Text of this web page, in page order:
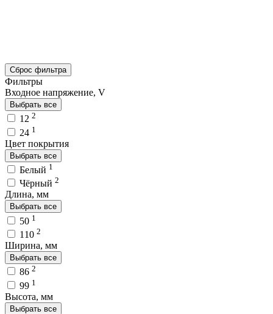
Сброс фильтра
Фильтры
Входное напряжение, V
Выбрать все
12 2
24 1
Цвет покрытия
Выбрать все
Белый 1
Чёрный 2
Длина, мм
Выбрать все
50 1
110 2
Ширина, мм
Выбрать все
86 2
99 1
Высота, мм
Выбрать все